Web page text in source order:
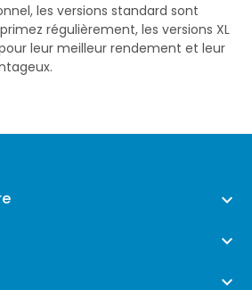
les versions standard sont
régulièrement, les versions XL
leur meilleur rendement et leur


